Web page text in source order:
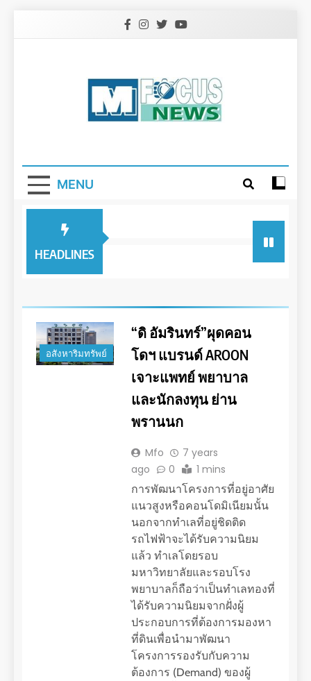
MENU
HEADLINES
อสังหาริมทรัพย์
“ดิ อัมรินทร์”ผุดคอน
โดฯ แบรนด์ AROON
เจาะแพทย์ พยาบาล
และนักลงทุน ย่าน
พรานนก
Mfo
7 years
ago
0 1 mins
การพัฒนาโครงการที่อยู่อาศัย
แนวสูงหรือคอนโดมิเนียมนั้น
นอกจากทำเลที่อยู่ชิดติด
รถไฟฟ้าจะได้รับความนิยม
แล้ว ทำเลโดยรอบ
มหาวิทยาลัยและรอบโรง
พยาบาลก็ถือว่าเป็นทำเลทองที่
ได้รับความนิยมจากฝั่งผู้
ประกอบการที่ต้องการมองหา
ที่ดินเพื่อนำมาพัฒนา
โครงการรองรับกับความ
ต้องการ (Demand) ของผู้